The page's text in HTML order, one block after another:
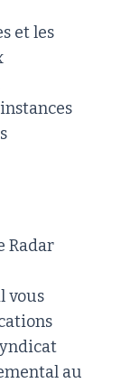
et les
Radar
vous
au